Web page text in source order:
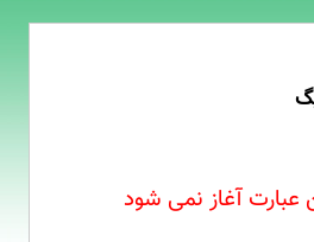
عبارت آغاز نمی شود